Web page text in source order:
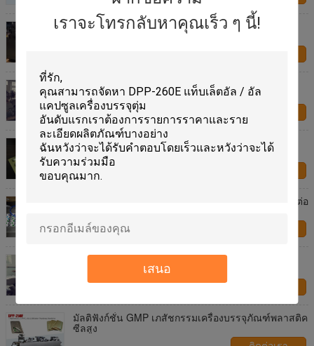
เราจะโทรกลับหาคุณเร็ว ๆ นี้!
เสนอ
เภสัชภัณฑ์ยาเม็ดขนาดเล็กเครื่องบรรจุภัณฑ์ / ห่อ
Blister Line กับมอเตอร์ขั้นตอน
เครื่องบรรจุยาอัตโนมัติเครื่องบรรจุภัณฑ์ยา PLC
Control
เครื่องจักรบรรจุภัณฑ์ Alu Alu
ยาเม็ดแคปซูลยาเม็ดบรรจุภัณฑ์ด้วยเครื่องตัด 30 ครั้งต่อ
เครื่องเภสัชกรรม GMP เครื่องซีลเครื่องบรรจุหีบห่อสูง
มัลติฟังก์ชั่น GMP เภสัชกรรมเครื่องบรรจุภัณฑ์พลาสติค
ซีลสูง